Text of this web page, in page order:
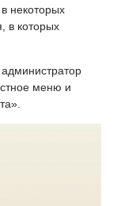
некоторых
в которых
администратор
меню и